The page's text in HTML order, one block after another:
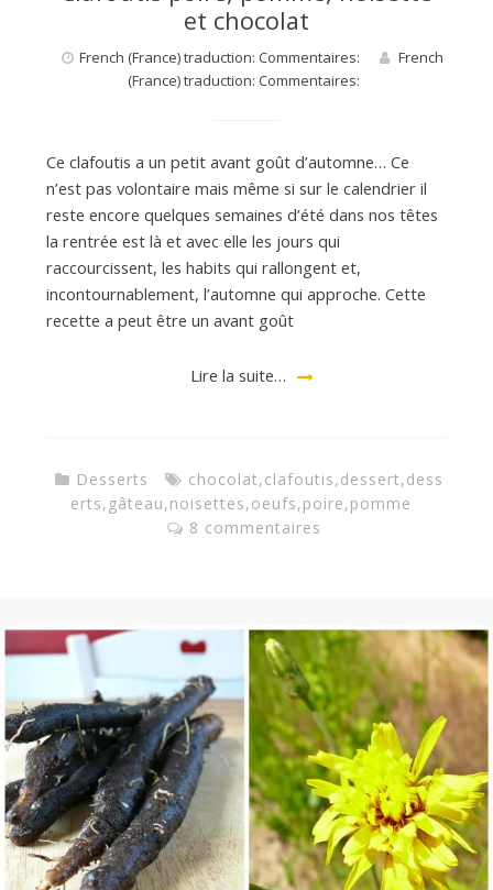
et chocolat
French (France) traduction: Commentaires:
French
(France) traduction: Commentaires:
Ce clafoutis a un petit avant goût d’automne… Ce
n’est pas volontaire mais même si sur le calendrier il
reste encore quelques semaines d’été dans nos têtes
la rentrée est là et avec elle les jours qui
raccourcissent, les habits qui rallongent et,
incontournablement, l’automne qui approche. Cette
recette a peut être un avant goût
Lire la suite…
Desserts chocolat,clafoutis,dessert,dess
erts, gâteau,noisettes,oeufs,poire,pomme
8 commentaires